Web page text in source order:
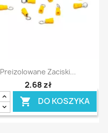
Szybki podgląd
Preizolowane Zaciski...
2,68 zł
 DO KOSZYKA